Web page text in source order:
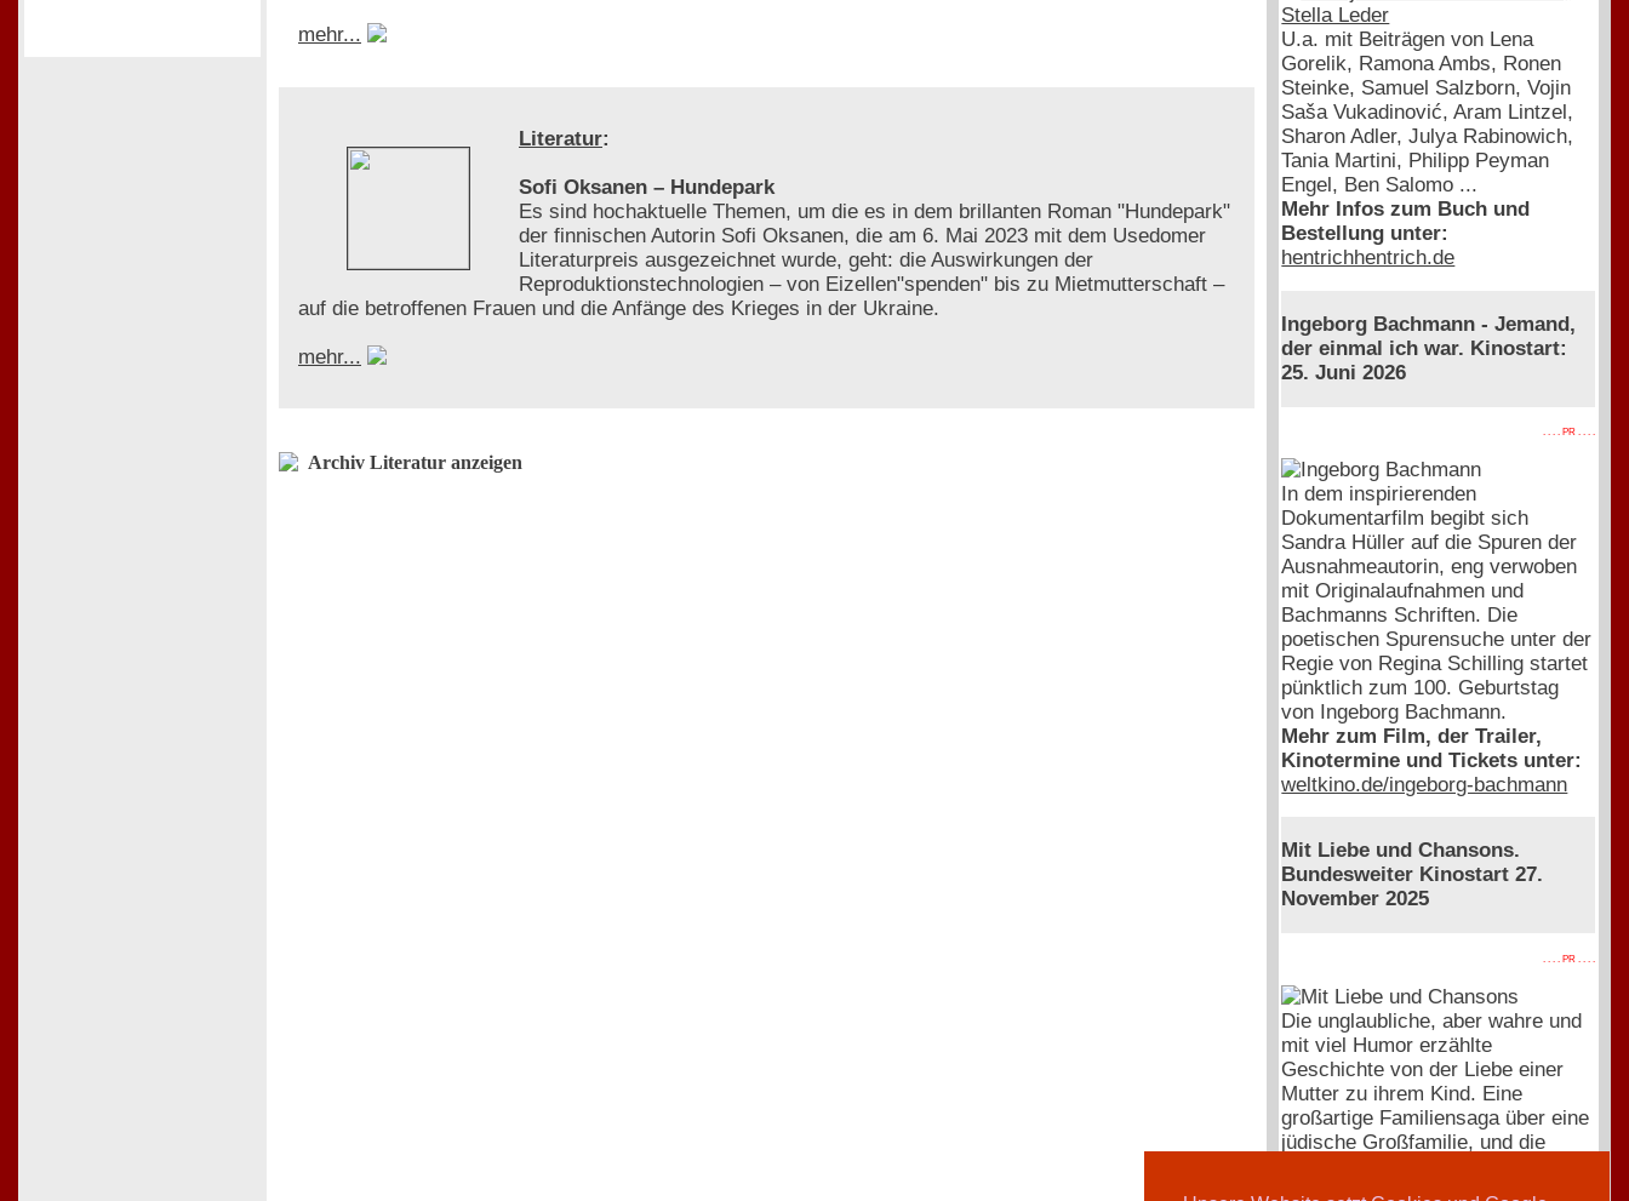
mehr...
Literatur:
Sofi Oksanen – Hundepark
Es sind hochaktuelle Themen, um die es in dem brillanten Roman "Hundepark"
der finnischen Autorin Sofi Oksanen, die am 6. Mai 2023 mit dem Usedomer
Literaturpreis ausgezeichnet wurde, geht: die Auswirkungen der
Reproduktionstechnologien – von Eizellen"spenden" bis zu Mietmutterschaft –
auf die betroffenen Frauen und die Anfänge des Krieges in der Ukraine.
mehr...
Archiv Literatur anzeigen
U.a. mit Beiträgen von Lena
Gorelik, Ramona Ambs, Ronen
Steinke, Samuel Salzborn, Vojin
Saša Vukadinović, Aram Lintzel,
Sharon Adler, Julya Rabinowich,
Tania Martini, Philipp Peyman
Engel, Ben Salomo ...
Mehr Infos zum Buch und
Bestellung unter:
hentrichhentrich.de
Ingeborg Bachmann - Jemand,
der einmal ich war. Kinostart:
25. Juni 2026
. . . . PR . . . .
In dem inspirierenden
Dokumentarfilm begibt sich
Sandra Hüller auf die Spuren der
Ausnahmeautorin, eng verwoben
mit Originalaufnahmen und
Bachmanns Schriften. Die
poetischen Spurensuche unter der
Regie von Regina Schilling startet
pünktlich zum 100. Geburtstag
von Ingeborg Bachmann.
Mehr zum Film, der Trailer,
Kinotermine und Tickets unter:
weltkino.de/ingeborg-bachmann
Mit Liebe und Chansons.
Bundesweiter Kinostart 27.
November 2025
. . . . PR . . . .
Die unglaubliche, aber wahre und
mit viel Humor erzählte
Geschichte von der Liebe einer
Mutter zu ihrem Kind. Eine
großartige Familiensaga über eine
jüdische Großfamilie, und die